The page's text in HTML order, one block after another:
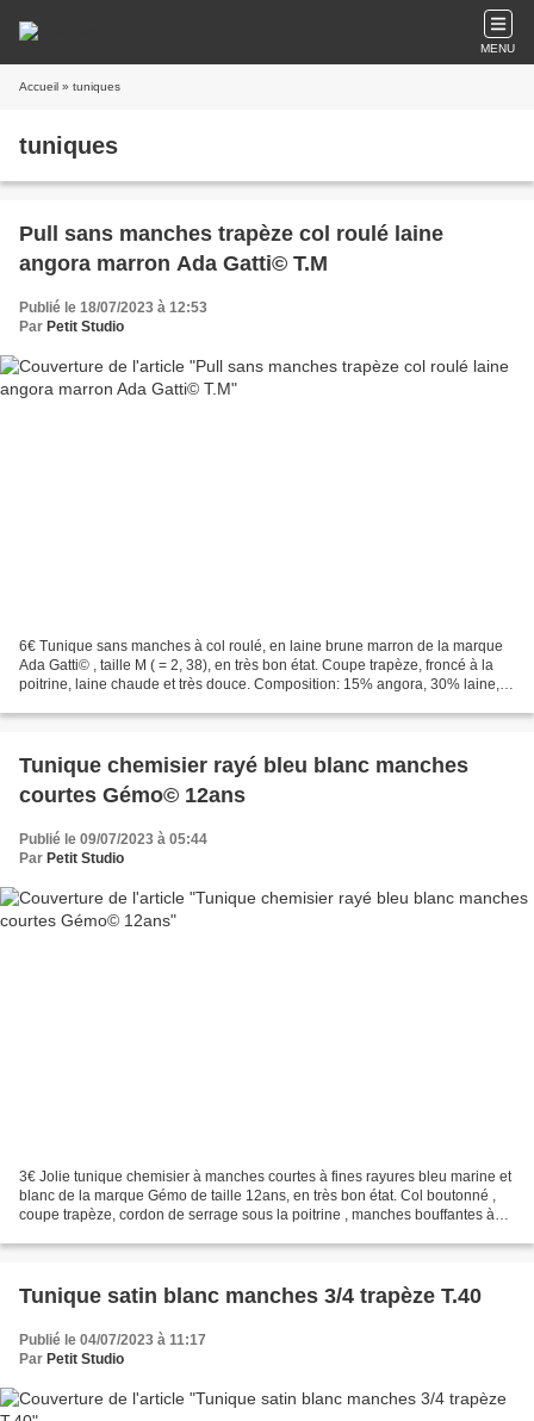
MENU
Accueil » tuniques
tuniques
Pull sans manches trapèze col roulé laine
angora marron Ada Gatti© T.M
Publié le 18/07/2023 à 12:53
Par Petit Studio
6€ Tunique sans manches à col roulé, en laine brune marron de la marque
Ada Gatti© , taille M ( = 2, 38), en très bon état. Coupe trapèze, froncé à la
poitrine, laine chaude et très douce. Composition: 15% angora, 30% laine,
Tunique chemisier rayé bleu blanc manches
courtes Gémo© 12ans
Publié le 09/07/2023 à 05:44
Par Petit Studio
3€ Jolie tunique chemisier à manches courtes à fines rayures bleu marine et
blanc de la marque Gémo de taille 12ans, en très bon état. Col boutonné ,
coupe trapèze, cordon de serrage sous la poitrine , manches bouffantes à
Tunique satin blanc manches 3/4 trapèze T.40
Publié le 04/07/2023 à 11:17
Par Petit Studio